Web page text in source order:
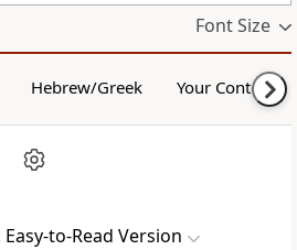
Font Size
Hebrew/Greek Your Content
to-Read Version